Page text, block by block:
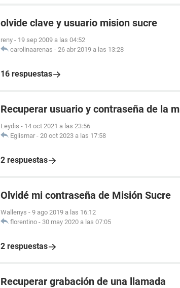
olvide clave y usuario mision sucre
reny - 19 sep 2009 a las 04:52
carolinaarenas - 26 abr 2019 a las 13:28
16 respuestas
Recuperar usuario y contraseña de la
Leydis - 14 oct 2021 a las 23:56
Eglismar - 20 oct 2023 a las 17:58
2 respuestas
Olvidé mi contraseña de Misión Sucre
Wallenys - 9 ago 2019 a las 16:12
florentino - 30 may 2020 a las 07:05
2 respuestas
Recuperar grabación de una llamada